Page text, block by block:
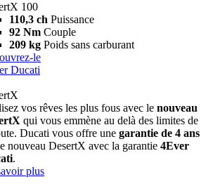
100
110,3 ch Puissance
92 Nm Couple
209 kg Poids sans carburant
le
Ducati
vos rêves les plus fous avec le nouveau
qui vous emmène au delà des limites de
Ducati vous offre une garantie de 4 ans
nouveau DesertX avec la garantie 4Ever
.
plus